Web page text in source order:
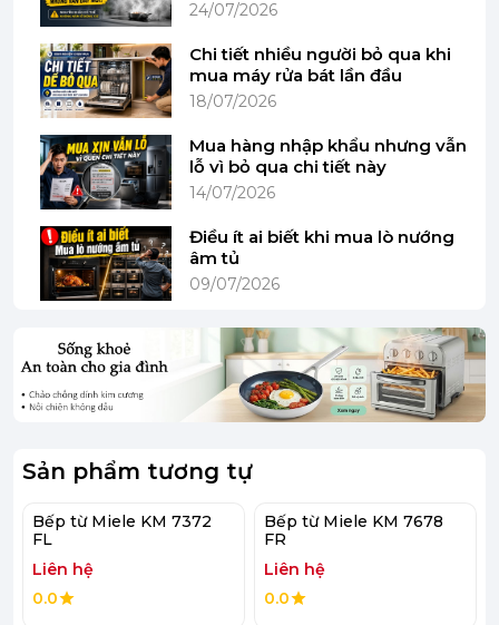
(Hình ảnh mang tính minh họa)
- Màn hình cảm ứng lớn trực quan phía dưới trung
24/07/2026
Chi tiết nhiều người bỏ qua khi
mua máy rửa bát lần đầu
18/07/2026
Mua hàng nhập khẩu nhưng vẫn
lỗ vì bỏ qua chi tiết này
14/07/2026
Điều ít ai biết khi mua lò nướng
âm tủ
09/07/2026
Sản phẩm tương tự
Bếp từ Miele KM 7372
FL
Liên hệ
0.0
Bếp từ Miele KM 7678
FR
Liên hệ
0.0